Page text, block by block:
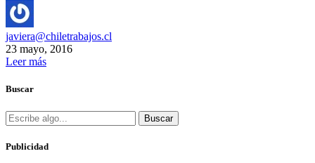
javiera@chiletrabajos.cl
23 mayo, 2016
Leer más
Buscar
Buscar
Publicidad